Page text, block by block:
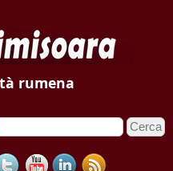
rumena